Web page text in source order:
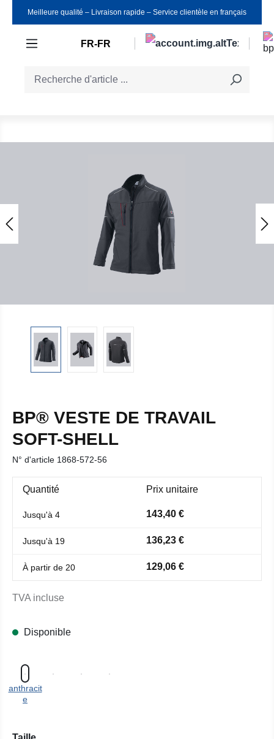
Passer au contenu principal
Meilleure qualité ‒ Livraison rapide ‒ Service clientèle en français
FR-FR
BP® VESTE DE TRAVAIL
SOFT-SHELL
N° d'article 1868-572-56
Quantité Prix unitaire
Jusqu'à 4 143,40 €
Jusqu'à 19 136,23 €
À partir de 20 129,06 €
TVA incluse
Disponible
anthracit
e
Sélectionnez